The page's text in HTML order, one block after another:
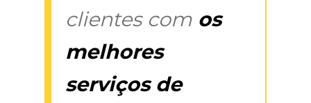
clientes com os
melhores
serviços de